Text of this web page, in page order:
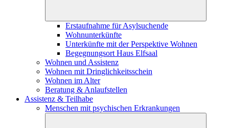
Erstaufnahme für Asylsuchende
Wohnunterkünfte
Unterkünfte mit der Perspektive Wohnen
Begegnungsort Haus Elfsaal
Wohnen und Assistenz
Wohnen mit Dringlichkeitsschein
Wohnen im Alter
Beratung & Anlaufstellen
Assistenz & Teilhabe
Menschen mit psychischen Erkrankungen